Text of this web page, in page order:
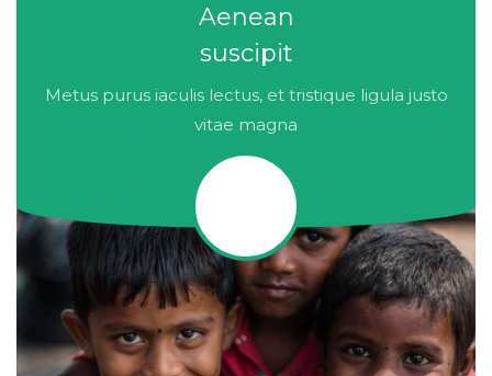
Aenean
suscipit
Metus purus iaculis lectus, et tristique ligula justo
vitae magna